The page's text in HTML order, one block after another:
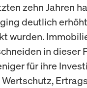
zehn Jahren
deutlich
wurden.
in dieser
für ihre
Wertschutz,